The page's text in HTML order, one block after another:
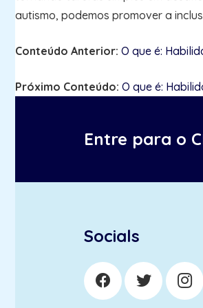
autismo, podemos promover a
Conteúdo Anterior: O que é:
Próximo Conteúdo: O que é:
Entre para o
Socials